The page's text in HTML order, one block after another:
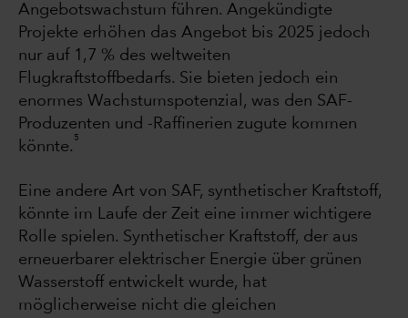
Angebotswachstum führen. Angekündigte
Projekte erhöhen das Angebot bis 2025 jedoch
nur auf 1,7 % des weltweiten
Flugkraftstoffbedarfs. Sie bieten jedoch ein
enormes Wachstumspotenzial, was den SAF-
Produzenten und -Raffinerien zugute kommen
könnte.
5
Eine andere Art von SAF, synthetischer Kraftstoff,
könnte im Laufe der Zeit eine immer wichtigere
Rolle spielen. Synthetischer Kraftstoff, der aus
erneuerbarer elektrischer Energie über grünen
Wasserstoff entwickelt wurde, hat
möglicherweise nicht die gleichen